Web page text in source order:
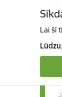
Lai šī